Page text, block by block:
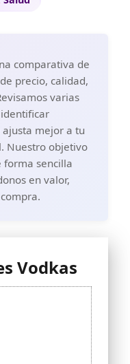
comparativa de
precio, calidad,
varias
mejor a tu
Nuestro objetivo
forma sencilla
en valor,
Vodkas